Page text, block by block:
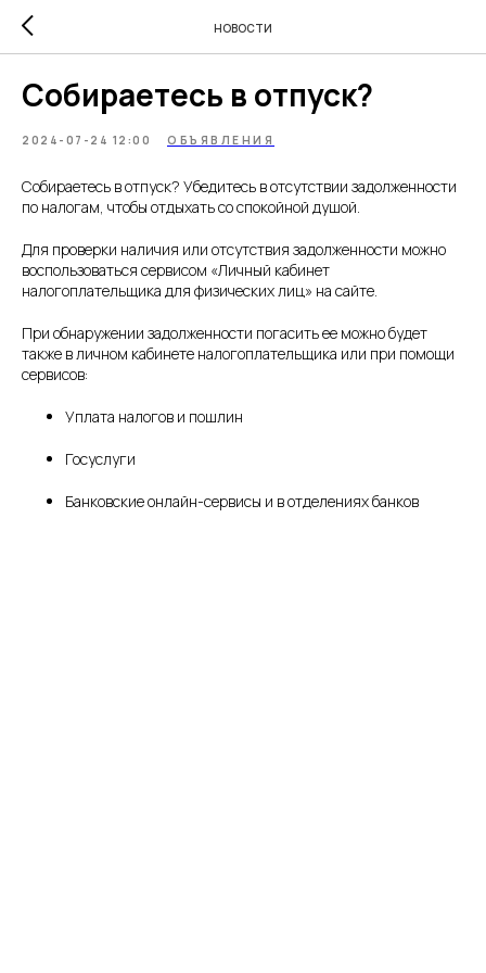
НОВОСТИ
Собираетесь в отпуск?
2024-07-24 12:00 ОБЪЯВЛЕНИЯ
Собираетесь в отпуск? Убедитесь в отсутствии задолженности
по налогам, чтобы отдыхать со спокойной душой.
Для проверки наличия или отсутствия задолженности можно
воспользоваться сервисом «Личный кабинет
налогоплательщика для физических лиц» на сайте.
При обнаружении задолженности погасить ее можно будет
также в личном кабинете налогоплательщика или при помощи
сервисов:
Уплата налогов и пошлин
Госуслуги
Банковские онлайн-сервисы и в отделениях банков